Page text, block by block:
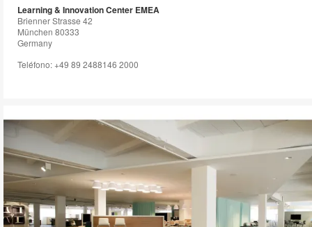
Learning & Innovation Center EMEA
Brienner Strasse 42
München 80333
Germany
Teléfono: +49 89 2488146 2000